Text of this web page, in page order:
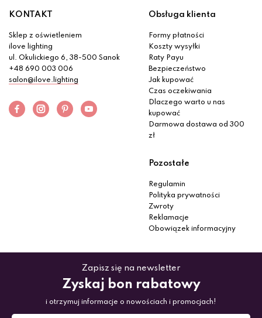
KONTAKT
Sklep z oświetleniem
ilove lighting
ul. Okulickiego 6, 38-500 Sanok
+48 690 003 006
salon@ilove.lighting
Obsługa klienta
Formy płatności
Koszty wysyłki
Raty Payu
Bezpieczeństwo
Jak kupować
Czas oczekiwania
Dlaczego warto u nas
kupować
Darmowa dostawa od 300
zł
Pozostałe
Regulamin
Polityka prywatności
Zwroty
Reklamacje
Obowiązek informacyjny
Zapisz się na newsletter
Zyskaj bon rabatowy
i otrzymuj informacje o nowościach i promocjach!